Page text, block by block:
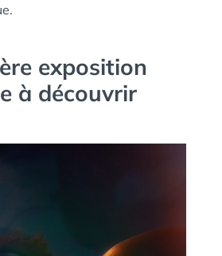
exposition
à découvrir